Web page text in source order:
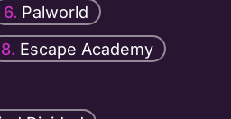
Palworld
Escape Academy